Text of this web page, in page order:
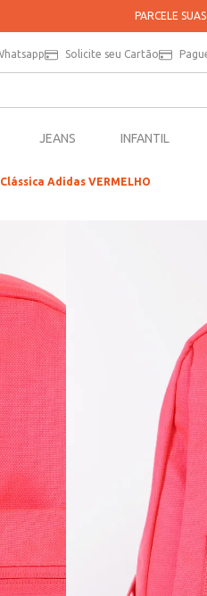
APROVEITE 20%
Solicite seu Cartão
JEANS INFANTIL
Adidas VERMELHO